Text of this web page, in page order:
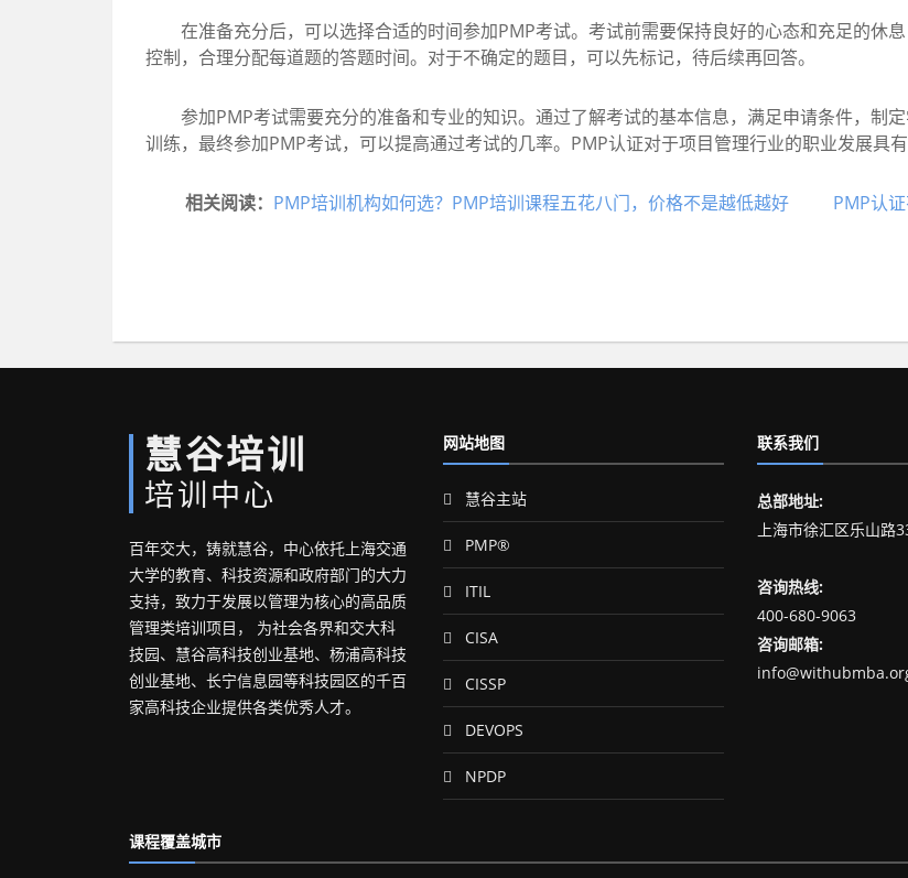
在准备充分后，可以选择合适的时间参加PMP考试。考试前需要保持良好的心态和充足的休
控制，合理分配每道题的答题时间。对于不确定的题目，可以先标记，待后续再回答。
参加PMP考试需要充分的准备和专业的知识。通过了解考试的基本信息，满足申请条件，制
训练，最终参加PMP考试，可以提高通过考试的几率。PMP认证对于项目管理行业的职业发展具
相关阅读： PMP培训机构如何选？PMP培训课程五花八门，价格不是越低越好 PMP认
慧谷培训
培训中心
百年交大，铸就慧谷，中心依托上海交通
大学的教育、科技资源和政府部门的大力
支持，致力于发展以管理为核心的高品质
管理类培训项目， 为社会各界和交大科
技园、慧谷高科技创业基地、杨浦高科技
创业基地、长宁信息园等科技园区的千百
家高科技企业提供各类优秀人才。
网站地图
慧谷主站
PMP®
ITIL
CISA
CISSP
DEVOPS
NPDP
联系我们
总部地址:
上海市徐汇区乐山路
咨询热线:
400-680-9063
咨询邮箱:
课程覆盖城市